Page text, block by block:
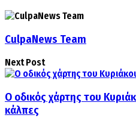
CulpaNews Team
Next Post
Ο οδικός χάρτης του
κάλπες